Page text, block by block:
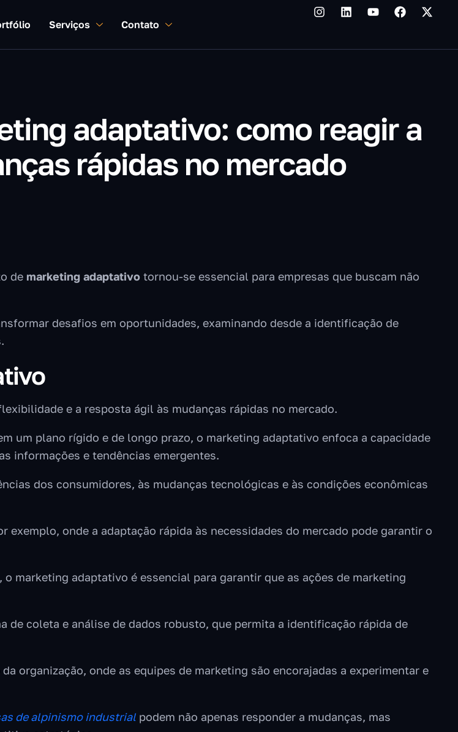
Serviços Contato
adaptativo: como reagir a
rápidas no mercado
de marketing adaptativo tornou-se essencial para empresas que buscam não
desafios em oportunidades, examinando desde a identificação de
e a resposta ágil às mudanças rápidas no mercado.
um plano rígido e de longo prazo, o marketing adaptativo enfoca a capacidade
informações e tendências emergentes.
dos consumidores, às mudanças tecnológicas e às condições econômicas
exemplo, onde a adaptação rápida às necessidades do mercado pode garantir o
marketing adaptativo é essencial para garantir que as ações de marketing
coleta e análise de dados robusto, que permita a identificação rápida de
organização, onde as equipes de marketing são encorajadas a experimentar e
de alpinismo industrialpodem não apenas responder a mudanças, mas